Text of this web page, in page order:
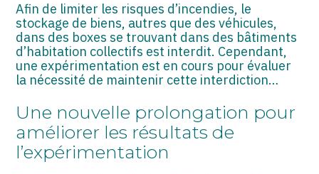
EXPATRIÉ NON RÉSIDANT
IMPATRIÉ / EXPATRIÉ
START-UP
SECTEUR AUDIOVISUEL
Afin de limiter les risques d’incendies, le
stockage de biens, autres que des véhicules,
dans des boxes se trouvant dans des bâtiments
d’habitation collectifs est interdit. Cependant,
une expérimentation est en cours pour évaluer
la nécessité de maintenir cette interdiction…
Une nouvelle prolongation pour
améliorer les résultats de
l’expérimentation